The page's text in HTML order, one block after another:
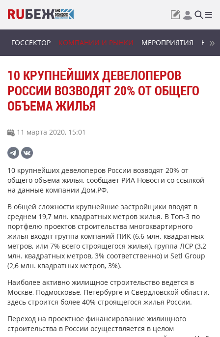
ГОССЕКТОР КОМПАНИИ И РЫНКИ МЕРОПРИЯТИЯ
10 КРУПНЕЙШИХ ДЕВЕЛОПЕРОВ
РОССИИ ВОЗВОДЯТ 20% ОТ ОБЩЕГО
ОБЪЕМА ЖИЛЬЯ
11 марта 2020, 15:01
10 крупнейших девелоперов России возводят 20% от
общего объема жилья, сообщает РИА Новости со ссылкой
на данные компании Дом.РФ.
В общей сложности крупнейшие застройщики вводят в
среднем 19,7 млн. квадратных метров жилья. В Топ-3 по
портфелю проектов строительства многоквартирного
жилья входят группа компаний ПИК (6,6 млн. квадратных
метров, или 7% всего строящегося жилья), группа ЛСР (3,2
млн. квадратных метров, 3% соответственно) и Setl Group
(2,6 млн. квадратных метров, 3%).
Наиболее активно жилищное строительство ведется в
Москве, Подмосковье, Петербурге и Свердловской области,
здесь строится более 40% строящегося жилья России.
Переход на проектное финансирование жилищного
строительства в России осуществляется в целом